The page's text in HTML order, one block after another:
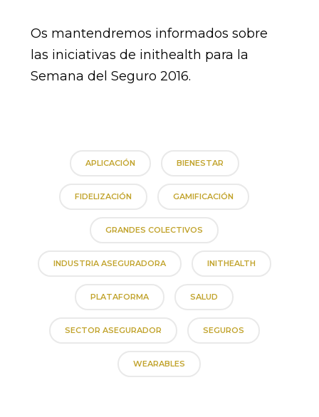
Os mantendremos informados sobre
las iniciativas de inithealth para la
Semana del Seguro 2016.
APLICACIÓN BIENESTAR
FIDELIZACIÓN GAMIFICACIÓN
GRANDES COLECTIVOS
INDUSTRIA ASEGURADORA INITHEALTH
PLATAFORMA SALUD
SECTOR ASEGURADOR SEGUROS
WEARABLES